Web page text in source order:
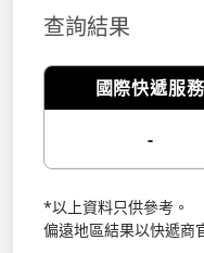
查詢結果
國際快遞服務
-
*以上資料只供參考。
偏遠地區結果以快遞商